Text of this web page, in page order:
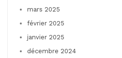
mars 2025
février 2025
janvier 2025
décembre 2024